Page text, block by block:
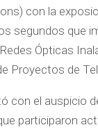
con la
segundos que
Ópticas
Proyectos de
con el auspicio
participaron